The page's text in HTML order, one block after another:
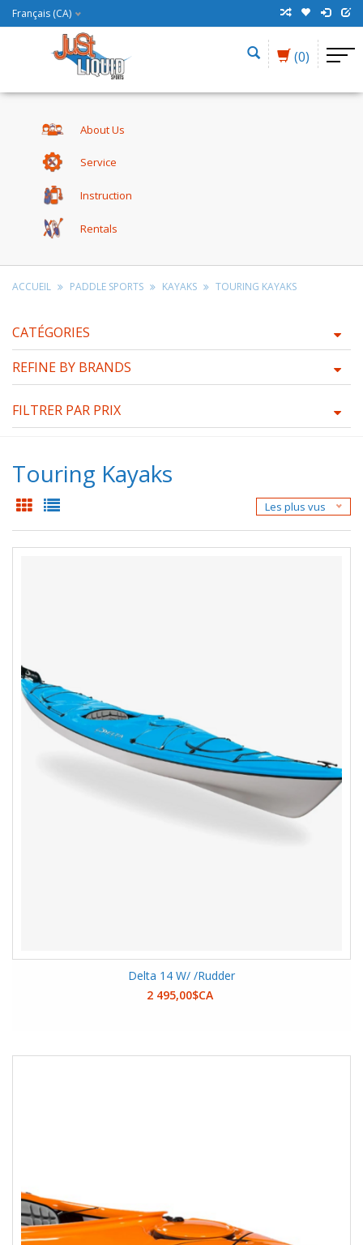
Français (CA)
(0)
About Us
Service
Instruction
Rentals
ACCUEIL PADDLE SPORTS KAYAKS TOURING KAYAKS
CATÉGORIES
REFINE BY BRANDS
FILTRER PAR PRIX
Touring Kayaks
Les plus vus
Delta 14 W/ /Rudder
2 495,00$CA